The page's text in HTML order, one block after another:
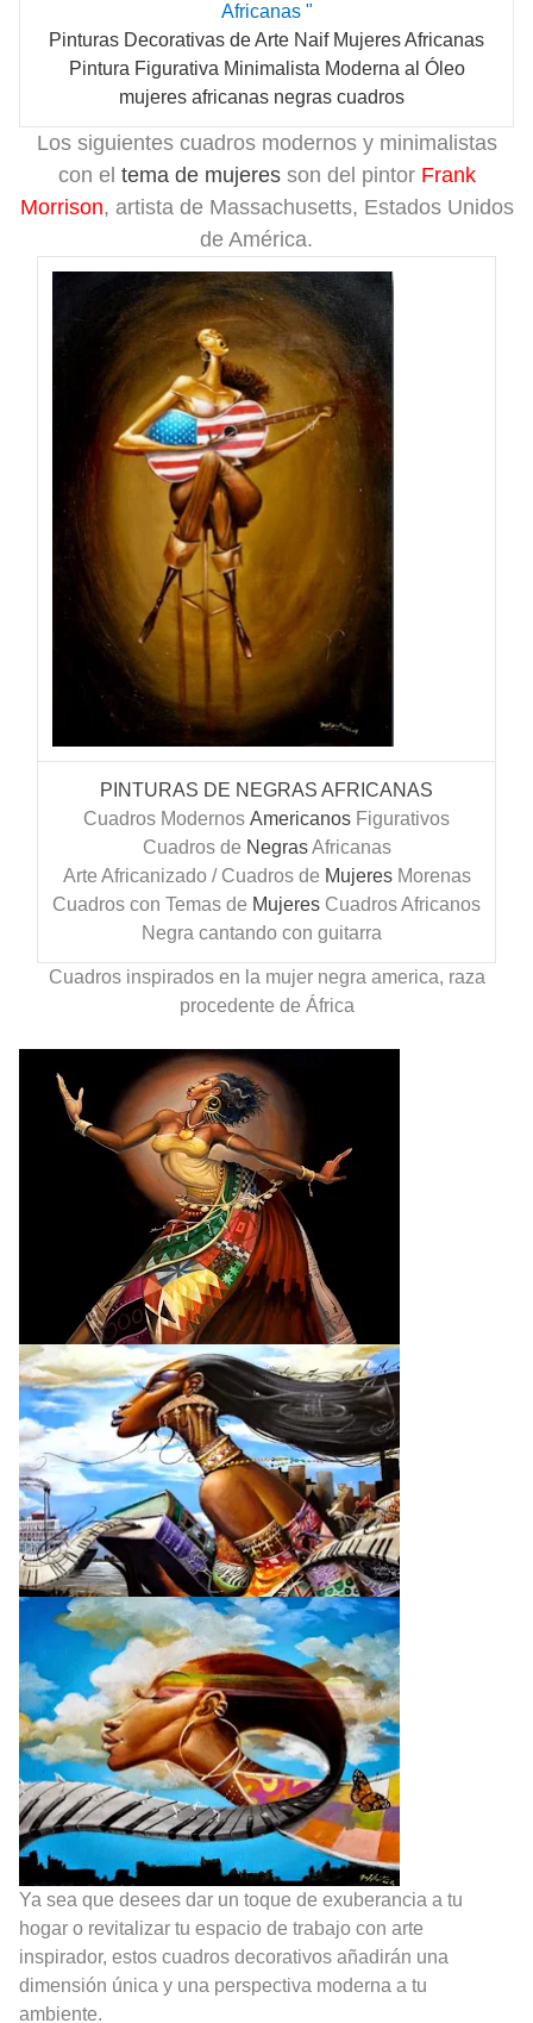
Africanas "
Pinturas Decorativas de Arte Naif Mujeres Africanas
Pintura Figurativa Minimalista Moderna al Óleo
mujeres africanas negras cuadros
Los siguientes cuadros modernos y minimalistas
con el tema de mujeres son del pintor Frank
Morrison, artista de Massachusetts, Estados Unidos
de América.
PINTURAS DE NEGRAS AFRICANAS
Cuadros Modernos Americanos Figurativos
Cuadros de NegrasAfricanas
Arte Africanizado / Cuadros de MujeresMorenas
Cuadros con Temas de Mujeres Cuadros Africanos
Negra cantando con guitarra
Cuadros inspirados en la mujer negra america, raza
procedente de África
Ya sea que desees dar un toque de exuberancia a tu
hogar o revitalizar tu espacio de trabajo con arte
inspirador, estos cuadros decorativos añadirán una
dimensión única y una perspectiva moderna a tu
ambiente.